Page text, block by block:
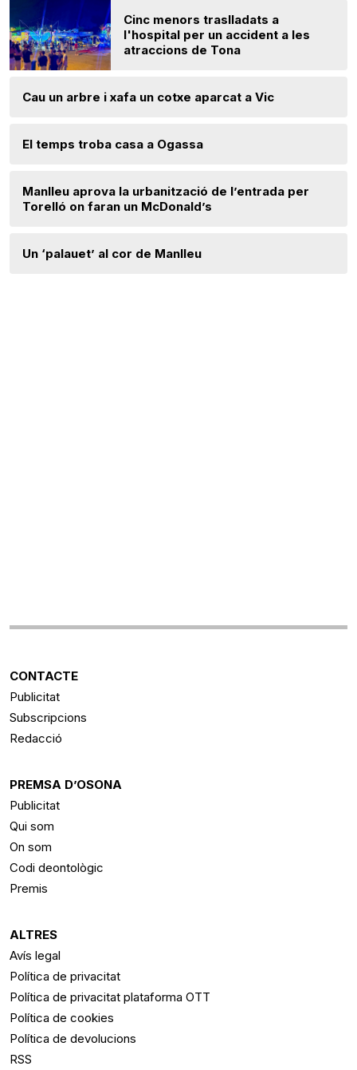
Cinc menors traslladats a
l'hospital per un accident a les
atraccions de Tona
Cau un arbre i xafa un cotxe aparcat a Vic
El temps troba casa a Ogassa
Manlleu aprova la urbanització de l’entrada per
Torelló on faran un McDonald’s
Un ‘palauet’ al cor de Manlleu
CONTACTE
Publicitat
Subscripcions
Redacció
PREMSA D’OSONA
Publicitat
Qui som
On som
Codi deontològic
Premis
ALTRES
Avís legal
Política de privacitat
Política de privacitat plataforma OTT
Política de cookies
Política de devolucions
RSS